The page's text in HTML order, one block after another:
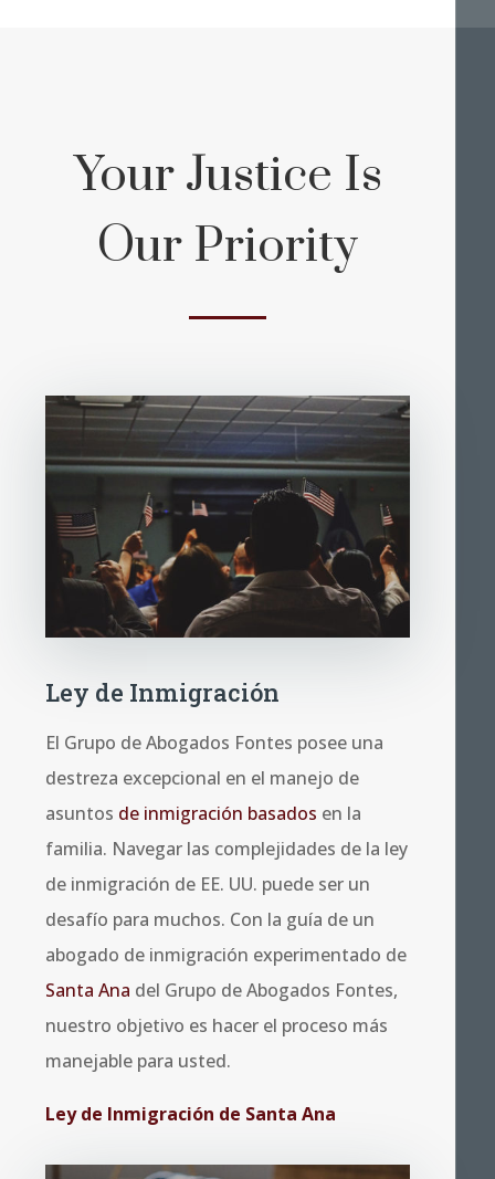
Your Justice Is
Our Priority
Ley de Inmigración
El Grupo de Abogados Fontes posee una
destreza excepcional en el manejo de
asuntos de inmigración basados en la
familia. Navegar las complejidades de la ley
de inmigración de EE. UU. puede ser un
desafío para muchos. Con la guía de un
abogado de inmigración experimentado de
Santa Ana del Grupo de Abogados Fontes,
nuestro objetivo es hacer el proceso más
manejable para usted.
Ley de Inmigración de Santa Ana